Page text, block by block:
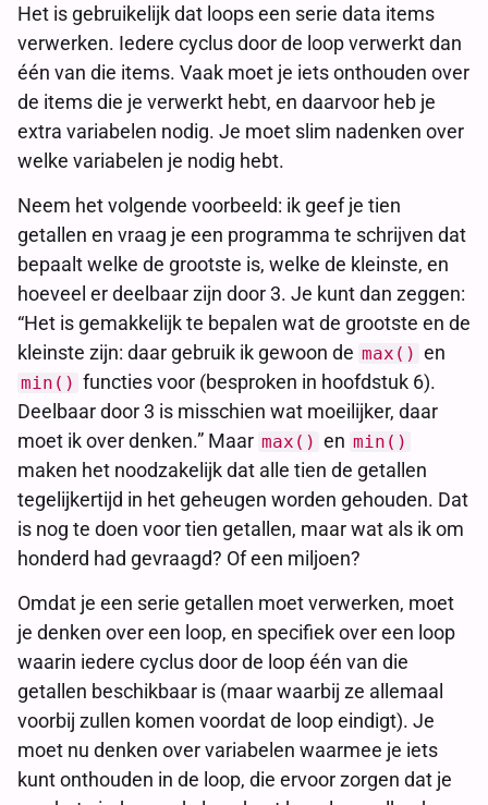
Het is gebruikelijk dat loops een serie data items
verwerken. Iedere cyclus door de loop verwerkt dan
één van die items. Vaak moet je iets onthouden over
de items die je verwerkt hebt, en daarvoor heb je
extra variabelen nodig. Je moet slim nadenken over
welke variabelen je nodig hebt.
Neem het volgende voorbeeld: ik geef je tien
getallen en vraag je een programma te schrijven dat
bepaalt welke de grootste is, welke de kleinste, en
hoeveel er deelbaar zijn door 3. Je kunt dan zeggen:
“Het is gemakkelijk te bepalen wat de grootste en de
kleinste zijn: daar gebruik ik gewoon de max() en
min() functies voor (besproken in hoofdstuk 6).
Deelbaar door 3 is misschien wat moeilijker, daar
moet ik over denken.” Maar max() en min()
maken het noodzakelijk dat alle tien de getallen
tegelijkertijd in het geheugen worden gehouden. Dat
is nog te doen voor tien getallen, maar wat als ik om
honderd had gevraagd? Of een miljoen?
Omdat je een serie getallen moet verwerken, moet
je denken over een loop, en specifiek over een loop
waarin iedere cyclus door de loop één van die
getallen beschikbaar is (maar waarbij ze allemaal
voorbij zullen komen voordat de loop eindigt). Je
moet nu denken over variabelen waarmee je iets
kunt onthouden in de loop, die ervoor zorgen dat je